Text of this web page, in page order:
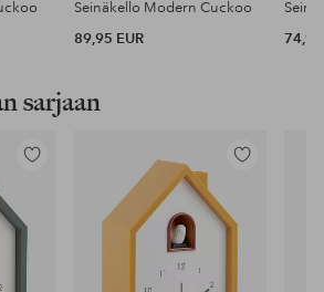
Seinäkello Modern Cuckoo
89,95 EUR
74,95
sarjaan
Lisää
Lisää